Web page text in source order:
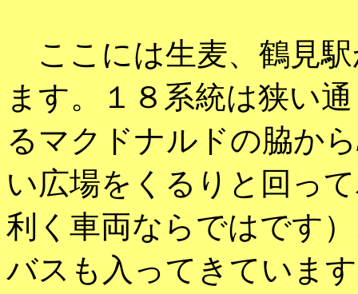
ここには生麦、鶴見
ます。１８系統は狭い
るマクドナルドの脇か
い広場をくるりと回っ
利く車両ならではです
バスも入ってきていま